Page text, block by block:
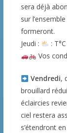
sera déjà
sur
formeront.
Jeudi :
:
Vos
Vendredi,
brouillard
éclaircies
ciel restera
s’étendront